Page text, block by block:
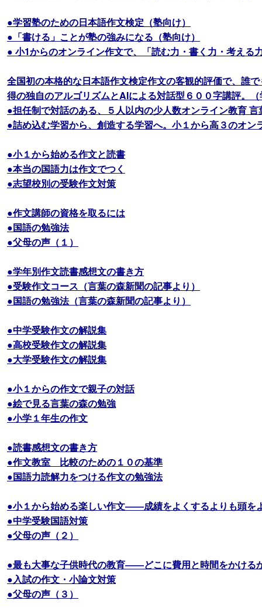
●学習塾のための日本語作文検定（塾向け）
●「書ける」ことが塾の強みになる（塾向け）
● 小1からのオンライン作文で、「読む力・書く力・考える
全国初の本格的な日本語作文検定作文の客観的評価で、誰
得の独自のアルゴリズムとAIによる対話型６００字講評。
●担任制で対話のある、５人以内の少人数オンライン教育 言
●詰め込む学習から、創造する学習へ。小１から高３のオン
●小１から始める作文と読書
●本当の国語力は作文でつく
●志望校別の受験作文対策
●作文講師の資格を取るには
●国語の勉強法
●父母の声（１）
●学年別作文読書感想文の書き方
●受験作文コース（言葉の森新聞の記事より）
●国語の勉強法（言葉の森新聞の記事より）
●中学受験作文の解説集
●高校受験作文の解説集
●大学受験作文の解説集
●小１からの作文で親子の対話
●絵で見る言葉の森の勉強
●小学１年生の作文
●読書感想文の書き方
●作文教室 比較のための１０の基準
●国語力読解力をつける作文の勉強法
●小１から始める楽しい作文――成績をよくするよりも頭を
●中学受験国語対策
●父母の声（２）
●最も大事な子供時代の教育――どこに費用と時間をかける
●入試の作文・小論文対策
●父母の声（３）